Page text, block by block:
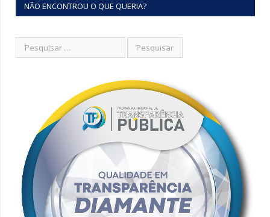
NÃO ENCONTROU O QUE QUERIA?